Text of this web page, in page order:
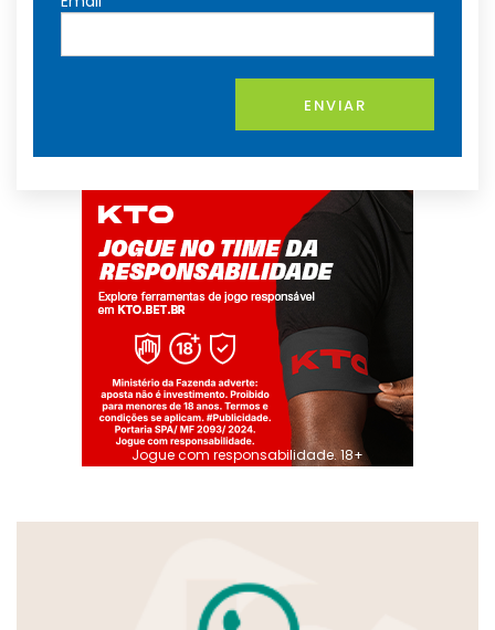
ENVIAR
Jogue com responsabilidade. 18+